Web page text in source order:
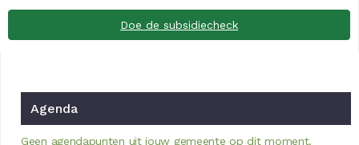
Doe de subsidiecheck
Agenda
Geen agendapunten uit jouw gemeente op dit moment.